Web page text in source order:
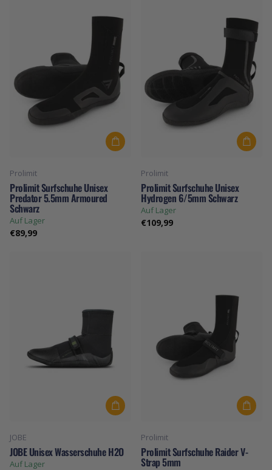
Prolimit
Prolimit Surfschuhe Unisex
Predator 5.5mm Armoured
Schwarz
Auf Lager
€89,99
Prolimit
Prolimit Surfschuhe Unisex
Hydrogen 6/5mm Schwarz
Auf Lager
€109,99
JOBE
JOBE Unisex Wasserschuhe H2O
Auf Lager
Prolimit
Prolimit Surfschuhe Raider V-
Strap 5mm